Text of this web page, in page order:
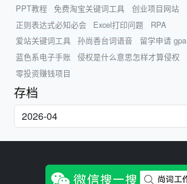
PPT教程
免费淘宝关键词工具
创业项目网站
正则表达式必知必会
Excel打印问题
RPA
爱站关键词工具
孙尚香台词语音 留学申请 gpa
蓝色系电子手账
侵权是什么意思怎样才算侵权
零投资赚钱项目
存档